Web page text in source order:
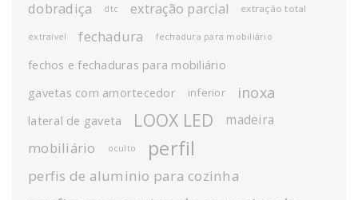
dobradiça dtc extração parcial extração total
extraível fechadura fechadura para mobiliário
fechos e fechaduras para mobiliário
gavetas com amortecedor
inferior inoxa
lateral de gaveta LOOX LED madeira
mobiliário oculto perfil
perfis de aluminio para cozinha